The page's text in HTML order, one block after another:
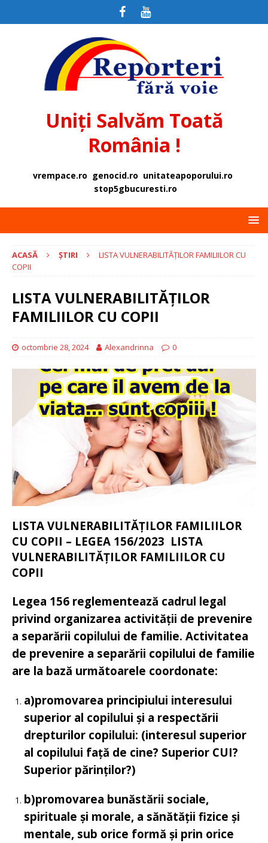
Uniți Salvăm Toată
România !
vrempace.ro genocid.ro unitateapoporului.ro
stop5gbucuresti.ro
ACASĂ ȘTIRI
LISTA VULNERABILITĂȚILOR FAMILIILOR CU
COPII
LISTA VULNERABILITĂȚILOR
FAMILIILOR CU COPII
octombrie 28, 2024 Alexandrinna 0
LISTA VULNERABILITĂȚILOR FAMILIILOR
CU COPII – LEGEA 156/2023 LISTA
VULNERABILITĂȚILOR FAMILIILOR CU
COPII
Legea 156 reglementează cadrul legal
privind organizarea activității de prevenire
a separării copilului de familie. Activitatea
de prevenire a separării copilului de familie
are la bază următoarele coordonate:
a)promovarea principiului interesului
superior al copilului și a respectării
drepturilor copilului: (interesul superior
al copilului față de cine? Superior CUI?
Superior părinților?)
b)promovarea bunăstării sociale,
spirituale și morale, a sănătății fizice și
mentale, sub orice formă și prin orice